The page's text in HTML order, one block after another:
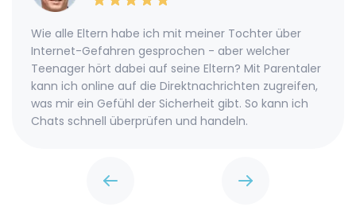
Wie alle Eltern habe ich mit meiner Tochter über
Internet-Gefahren gesprochen - aber welcher
Teenager hört dabei auf seine Eltern? Mit Parentaler
kann ich online auf die Direktnachrichten zugreifen,
was mir ein Gefühl der Sicherheit gibt. So kann ich
Chats schnell überprüfen und handeln.